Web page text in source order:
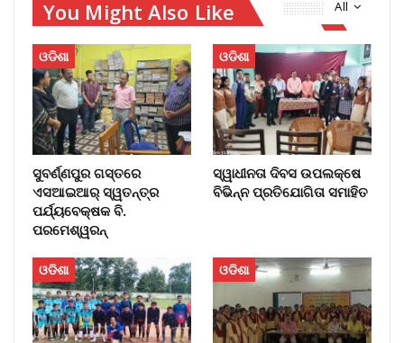
All
You Might Also Like
ଓଡିଶା
ସୁବର୍ଣ୍ଣପୁର ଗସ୍ତରେ
ଏସଆଇଆର୍ ସ୍ୱତନ୍ତ୍ର
ପର୍ଯ୍ୟବେକ୍ଷକ ବି.
ପରମେଶ୍ୱରନ୍
ଓଡିଶା
ସ୍ୱାଧୀନତା ଦିବସ ଉପଲକ୍ଷେ
ବିଭିନ୍ନ ପ୍ରତିଯୋଗିତା ସମାହିତ
ଓଡିଶା ଓଡିଶା